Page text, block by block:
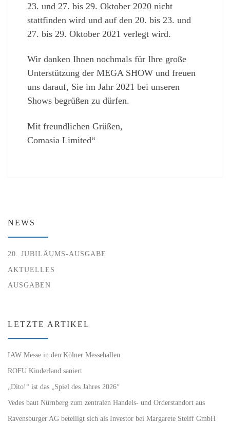
23. und 27. bis 29. Oktober 2020 nicht
stattfinden wird und auf den 20. bis 23. und
27. bis 29. Oktober 2021 verlegt wird.
Wir danken Ihnen nochmals für Ihre große
Unterstützung der MEGA SHOW und freuen
uns darauf, Sie im Jahr 2021 bei unseren
Shows begrüßen zu dürfen.
Mit freundlichen Grüßen,
Comasia Limited“
NEWS
20. JUBILÄUMS-AUSGABE
AKTUELLES
AUSGABEN
LETZTE ARTIKEL
IAW Messe in den Kölner Messehallen
ROFU Kinderland saniert
„Dito!“ ist das „Spiel des Jahres 2026“
Vedes baut Nürnberg zum zentralen Handels- und Orderstandort aus
Ravensburger AG beteiligt sich als Investor bei Margarete Steiff GmbH